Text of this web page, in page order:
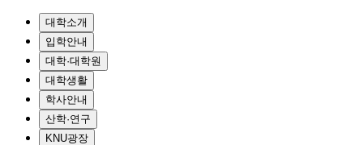
대학소개
입학안내
대학·대학원
대학생활
학사안내
산학·연구
KNU광장